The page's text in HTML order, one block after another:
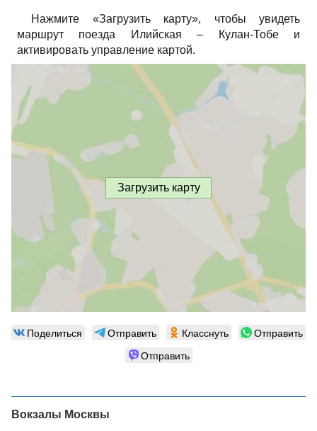
Нажмите «Загрузить карту», чтобы увидеть
маршрут поезда Илийская – Кулан-Тобе и
активировать управление картой.
Загрузить карту
Поделиться Отправить Класснуть
Отправить
Отправить
Вокзалы Москвы